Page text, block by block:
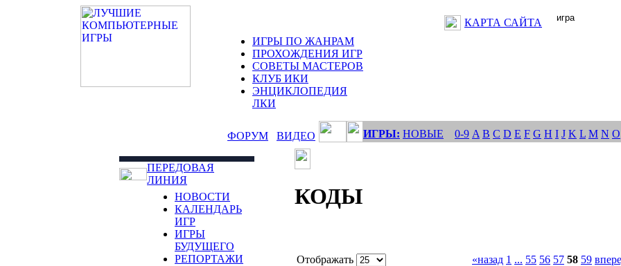
КАРТА САЙТА
ИГРЫ ПО ЖАНРАМ
ПРОХОЖДЕНИЯ ИГР
СОВЕТЫ МАСТЕРОВ
КЛУБ ИКИ
ЭНЦИКЛОПЕДИЯ
ЛКИ
ФОРУМ ВИДЕО ИГРЫ: НОВЫЕ 0-9 A B C D E F G H I J K L M N O
ПЕРЕДОВАЯ
ЛИНИЯ
НОВОСТИ
КАЛЕНДАРЬ
ИГР
ИГРЫ
БУДУЩЕГО
РЕПОРТАЖИ
КОДЫ
Отображать «назад 1 ... 55 56 57 58 59